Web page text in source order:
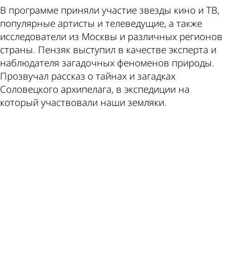
В программе приняли участие звезды кино и ТВ,
популярные артисты и телеведущие, а также
исследователи из Москвы и различных регионов
страны. Пензяк выступил в качестве эксперта и
наблюдателя загадочных феноменов природы.
Прозвучал рассказ о тайнах и загадках
Соловецкого архипелага, в экспедиции на
который участвовали наши земляки.
этой
теме
в
Пензе